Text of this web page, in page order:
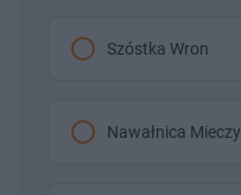
Szóstka Wron
Nawałnica Mieczy